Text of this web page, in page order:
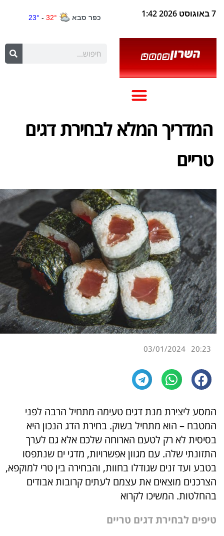
7 באוגוסט 2026 1:42
המדריך המלא לבחירת דגים
טריים
20:23
03/01/2024
המסע ליצירת מנת דגים טעימה מתחיל הרבה לפני
המטבח – הוא מתחיל בשוק. בחירת הדג הנכון היא
בסיסית לא רק לטעם הארוחה שלכם אלא גם לערך
התזונתי שלה. עם מגוון אפשרויות, מדגי ים שנתפסו
בטבע ועד זנים שגודלו בחוות, והבחירה בין טרי למוקפא,
הצרכנים מוצאים את עצמם לעתים קרובות אבודים
בהחלטות. המשיכו לקרוא
טיפים לבחירת דגים טריים